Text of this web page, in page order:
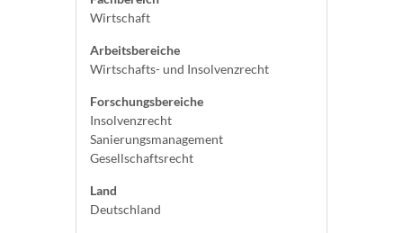
Wirtschaft
Arbeitsbereiche
Wirtschafts- und Insolvenzrecht
Forschungsbereiche
Insolvenzrecht
Sanierungsmanagement
Gesellschaftsrecht
Land
Deutschland